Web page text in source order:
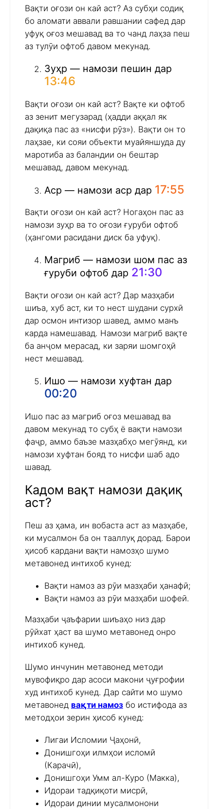
Вақти оғози он кай аст? Аз субҳи содиқ
бо аломати аввали равшании сафед дар
уфуқ оғоз мешавад ва то чанд лаҳза пеш
аз тулӯи офтоб давом мекунад.
Зуҳр — намози пешин дар
13:46
Вақти оғози он кай аст? Вақте ки офтоб
аз зенит мегузарад (ҳадди аққал як
дақиқа пас аз «нисфи рӯз»). Вақти он то
лаҳзае, ки сояи объекти муайяншуда ду
маротиба аз баландии он бештар
мешавад, давом мекунад.
Аср — намози аср дар 17:55
Вақти оғози он кай аст? Ногаҳон пас аз
намози зуҳр ва то оғози ғуруби офтоб
(ҳангоми расидани диск ба уфуқ).
Магриб — намози шом пас аз
ғуруби офтоб дар 21:30
Вақти оғози он кай аст? Дар мазҳаби
шиъа, хуб аст, ки то нест шудани сурхӣ
дар осмон интизор шавед, аммо манъ
карда намешавад. Намози магриб вақте
ба анҷом мерасад, ки заряи шомгоҳӣ
нест мешавад.
Ишо — намози хуфтан дар
00:20
Ишо пас аз магриб оғоз мешавад ва
давом мекунад то субҳ ё вақти намози
фаҷр, аммо баъзе мазҳабҳо мегӯянд, ки
намози хуфтан бояд то нисфи шаб адо
шавад.
Кадом вақт намози дақиқ
аст?
Пеш аз ҳама, ин вобаста аст аз мазҳабе,
ки мусалмон ба он тааллуқ дорад. Барои
ҳисоб кардани вақти намозҳо шумо
метавонед интихоб кунед:
Вақти намоз аз рӯи мазҳаби ҳанафӣ;
Вақти намоз аз рӯи мазҳаби шофеӣ.
Мазҳаби ҷаъфарии шиъаҳо низ дар
рӯйхат ҳаст ва шумо метавонед онро
интихоб кунед.
Шумо инчунин метавонед методи
мувофиқро дар асоси макони ҷуғрофии
худ интихоб кунед. Дар сайти мо шумо
метавонед вақти намоз бо истифода аз
методҳои зерин ҳисоб кунед:
Лигаи Исломии Ҷаҳонӣ,
Донишгоҳи илмҳои исломӣ
(Карачӣ),
Донишгоҳи Умм ал-Куро (Макка),
Идораи тадқиқоти мисрӣ,
Идораи динии мусалмонони